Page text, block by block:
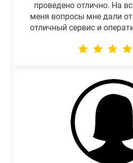
проведено отлично. На
меня вопросы мне дали
отличный сервис и